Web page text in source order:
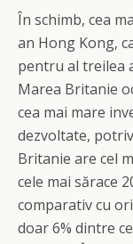
În schimb, cea
an Hong Kong,
pentru al treilea
Marea Britanie
cea mai mare
dezvoltate,
Britanie are cel
cele mai sărace
comparativ cu
doar 6% dintre